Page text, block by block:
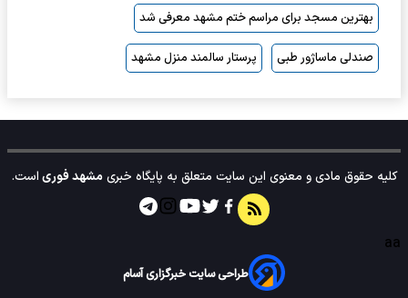
بهترین مسجد برای مراسم ختم مشهد معرفی شد
صندلی ماساژور طبی پرستار سالمند منزل مشهد
کلیه حقوق مادی و معنوی این سایت متعلق به پایگاه خبریمشهد فوریاست.
aa
طراحی سایت خبرگزاری آسام